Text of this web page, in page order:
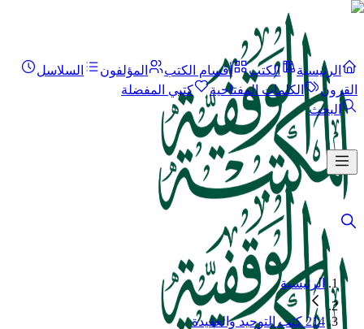
الرئيسية الكتب أقسام الكتب المؤلفون
السلاسل
القرون
الكلمات المفتاحية
كتبي المفضلة
البحث
الرئيسية
214 كتب التوحيد والعقيدة